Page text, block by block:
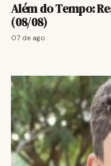
Além do Tempo:
(08/08)
07 de ago.